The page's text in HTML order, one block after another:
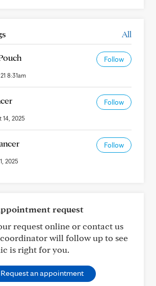
All
Follow
8:31am
Follow
14, 2025
Follow
2025
request
request online or contact us
will follow up to see
is right for you.
Request an appointment